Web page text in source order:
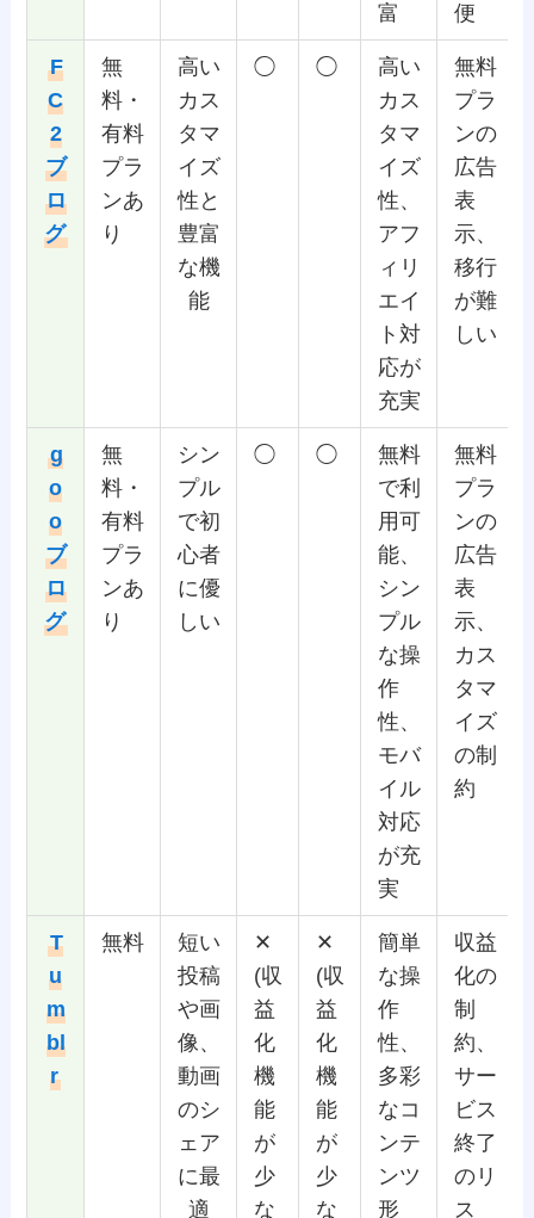
富
便
F
C
2
ブ
ロ
グ
無
料・
有料
プラ
ンあ
り
高い
カス
タマ
イズ
性と
豊富
な機
能
◯ ◯
高い
カス
タマ
イズ
性、
アフ
ィリ
エイ
ト対
応が
充実
無料
プラ
ンの
広告
表
示、
移行
が難
しい
g
o
o
ブ
ロ
グ
無
料・
有料
プラ
ンあ
り
シン
プル
で初
心者
に優
しい
◯ ◯
無料
で利
用可
能、
シン
プル
な操
作
性、
モバ
イル
対応
が充
実
無料
プラ
ンの
広告
表
示、
カス
タマ
イズ
の制
約
T
u
m
bl
r
無料
短い
投稿
や画
像、
動画
のシ
ェア
に最
適
✕
(収
益
化
機
能
が
少
な
✕
(収
益
化
機
能
が
少
な
簡単
な操
作
性、
多彩
なコ
ンテ
ンツ
形
収益
化の
制
約、
サー
ビス
終了
のリ
ス